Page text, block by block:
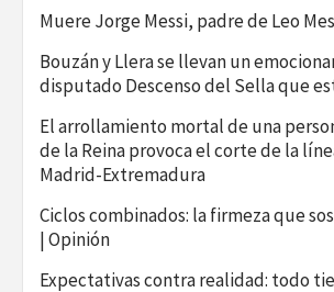
Muere Jorge Messi, padre de Leo
Bouzán y Llera se llevan un
disputado Descenso del Sella que
El arrollamiento mortal de una
de la Reina provoca el corte de la
Madrid-Extremadura
Ciclos combinados: la firmeza que
| Opinión
Expectativas contra realidad: todo